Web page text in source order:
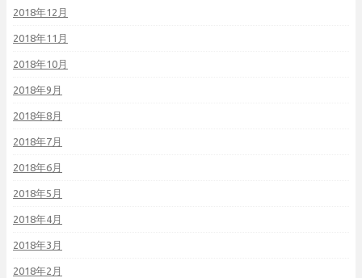
2018年12月
2018年11月
2018年10月
2018年9月
2018年8月
2018年7月
2018年6月
2018年5月
2018年4月
2018年3月
2018年2月